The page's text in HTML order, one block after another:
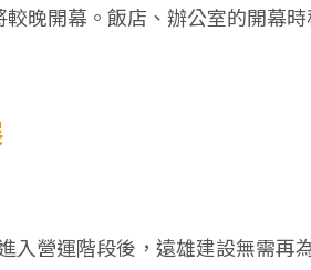
晚開幕。飯店、辦公室的開幕
入營運階段後，遠雄建設無需再